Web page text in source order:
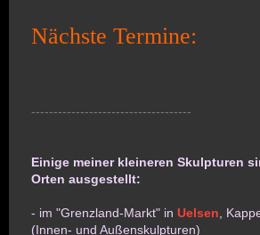
Nächste Termine:
------------------------------------
Einige meiner kleineren Skulpturen
Orten ausgestellt:
- im "Grenzland-Markt" in Uelsen ,
(Innen- und Außenskulpturen)